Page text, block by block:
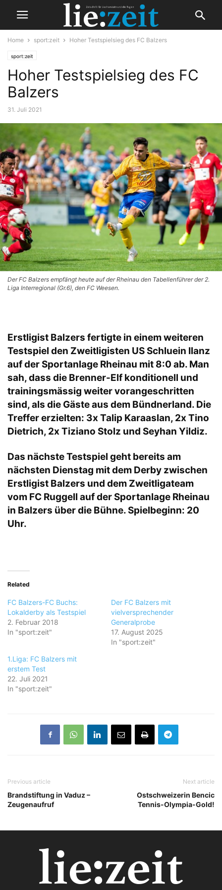
Home sport:zeit Hoher Testspielsieg des FC Balzers
sport:zeit
Hoher Testspielsieg des FC
Balzers
31. Juli 2021
Der FC Balzers empfängt heute auf der Rheinau den Tabellenführer der 2.
Liga Interregional (Gr.6), den FC Weesen.
Erstligist Balzers fertigte in einem weiteren
Testspiel den Zweitligisten US Schluein Ilanz
auf der Sportanlage Rheinau mit 8:0 ab. Man
sah, dass die Brenner-Elf konditionell und
trainingsmässig weiter vorangeschritten
sind, als die Gäste aus dem Bündnerland. Die
Treffer erzielten: 3x Talip Karaaslan, 2x Tino
Dietrich, 2x Tiziano Stolz und Seyhan Yildiz.
Das nächste Testspiel geht bereits am
nächsten Dienstag mit dem Derby zwischen
Erstligist Balzers und dem Zweitligateam
vom FC Ruggell auf der Sportanlage Rheinau
in Balzers über die Bühne. Spielbeginn: 20
Uhr.
Related
FC Balzers-FC Buchs:
Lokalderby als Testspiel
2. Februar 2018
In "sport:zeit"
Der FC Balzers mit
vielversprechender
Generalprobe
17. August 2025
In "sport:zeit"
1.Liga: FC Balzers mit
erstem Test
22. Juli 2021
In "sport:zeit"
Previous article
Brandstiftung in Vaduz –
Zeugenaufruf
Next article
Ostschweizerin Bencic
Tennis-Olympia-Gold!